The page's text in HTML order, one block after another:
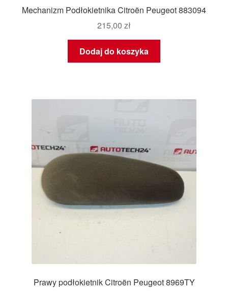
Mechanizm Podłokietnika Citroën Peugeot 883094
215,00 zł
Dodaj do koszyka
Prawy podłokietnik Citroën Peugeot 8969TY